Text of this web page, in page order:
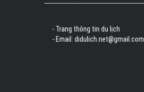
- Trang thông tin du lịch
- Email: didulich.net@gmail.com